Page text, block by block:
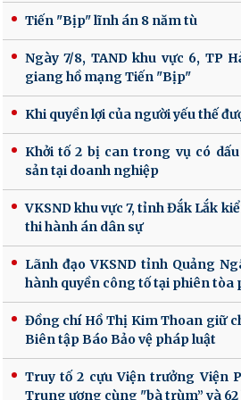
Tiến "Bịp" lĩnh án 8 năm tù
Ngày 7/8, TAND khu vực 6, TP
giang hồ mạng Tiến "Bịp"
Khi quyền lợi của người yếu thế
Khởi tố 2 bị can trong vụ có
sản tại doanh nghiệp
VKSND khu vực 7, tỉnh Đắk Lắk
thi hành án dân sự
Lãnh đạo VKSND tỉnh Quảng
hành quyền công tố tại phiên tòa
Đồng chí Hồ Thị Kim Thoan giữ
Biên tập Báo Bảo vệ pháp luật
Truy tố 2 cựu Viện trưởng Viện
Trung ương cùng "bà trùm” và 62